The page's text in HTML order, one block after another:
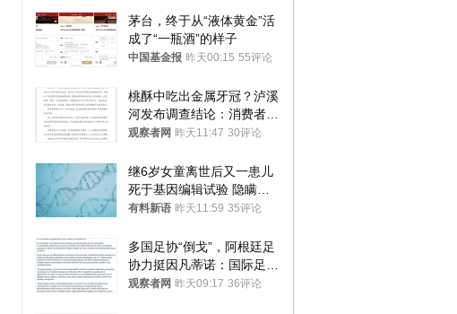
茅台，终于从“液体黄金”活
成了“一瓶酒”的样子
中国基金报 昨天00:15 55评论
桃酥中吃出金属牙冠？泸溪
河发布调查结论：消费者已
澄清，所发视频情况不属实
观察者网 昨天11:47 30评论
继6岁女童离世后又一患儿
死于基因编辑试验 隐瞒一
年才对外披露
有料新语 昨天11:59 35评论
多国足协“倒戈”，阿根廷足
协力挺因凡蒂诺：国际足联
今后应继续在其领导下前行
观察者网 昨天09:17 36评论